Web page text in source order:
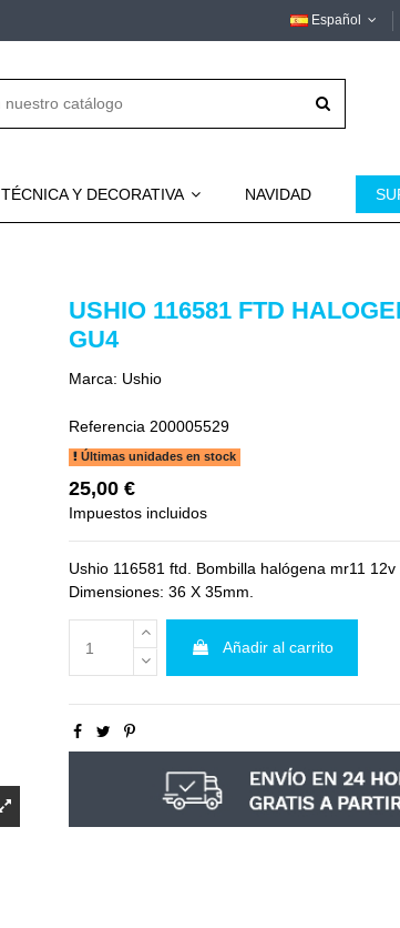
Español
TÉCNICA Y DECORATIVA NAVIDAD
USHIO 116581 FTD
GU4
Marca: Ushio
Referencia 200005529
Últimas unidades en stock
25,00 €
Impuestos incluidos
Ushio 116581 ftd. Bombilla halógena mr11
Dimensiones: 36 X 35mm.
Añadir al carrito